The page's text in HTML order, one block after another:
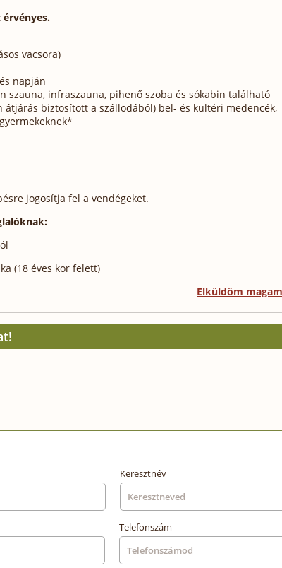
érvényes.
vacsora)
napján
szauna, infraszauna, pihenő szoba és sókabin található
biztosított a szállodából) bel- és kültéri medencék,
jogosítja fel a vendégeket.
(18 éves kor felett)
Elküldöm
Keresztnév
Telefonszám